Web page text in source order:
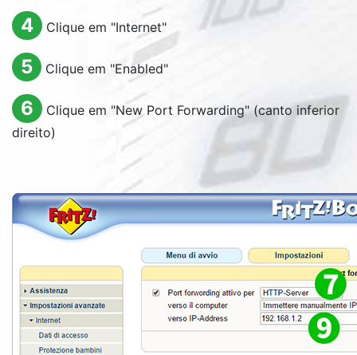
4 Clique em "Internet"
5 Clique em "Enabled"
6 Clique em "New Port Forwarding" (canto inferior
direito)